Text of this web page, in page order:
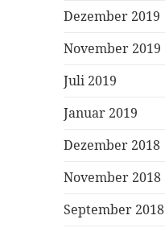
Dezember 2019
November 2019
Juli 2019
Januar 2019
Dezember 2018
November 2018
September 2018